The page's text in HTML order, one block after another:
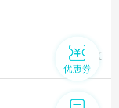
独山子区